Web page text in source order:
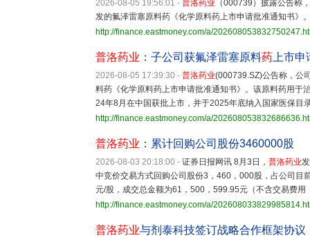
2026-08-05 19:56:01 - 普洛药业 （000739）披露公告称
发的氟泽雷塞原料药《化学原料药上市申请批准通知书》
http://finance.eastmoney.com/a/
普洛药业 ：子公司获氟泽雷塞原料药 上市
2026-08-05 17:39:30 - 普洛药业(000739.SZ)公告称，公
料药《化学原料药上市申请批准通知书》。该原料药用
24年8月在中国获批上市，并于2025年底纳入国家医保目
http://finance.eastmoney.com/a/
普洛药业 ：累计回购公司股份3460000股
2026-08-03 20:18:00 - 证券日报网讯 8月3日， 普洛药业
中竞价交易方式回购公司股份3，460，000股，占公司
元/股，成交总金额为61，500，599.95元（不含交易费用
http://finance.eastmoney.com/a/
普洛药业与剂泰科技签订战略合作框架协议